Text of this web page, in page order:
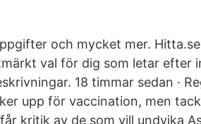
och mycket mer.
val för dig som letar efter
18 timmar sedan ·
upp för vaccination, men
kritik av de som vill undvika